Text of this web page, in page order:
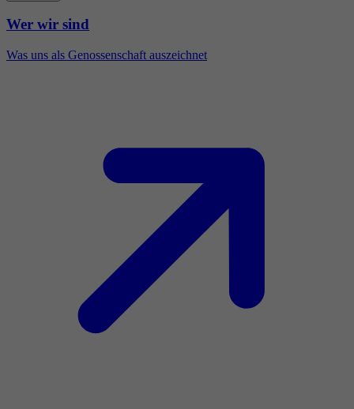
Wer wir sind
Was uns als Genossenschaft auszeichnet